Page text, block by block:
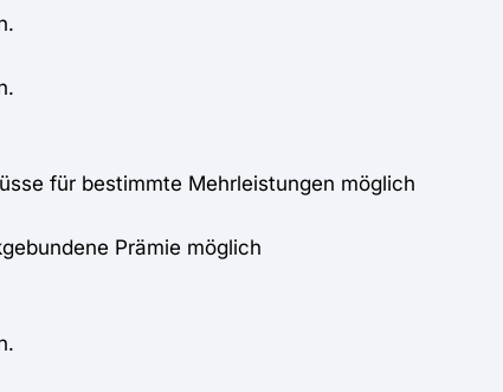
für bestimmte Mehrleistungen möglich
Prämie möglich